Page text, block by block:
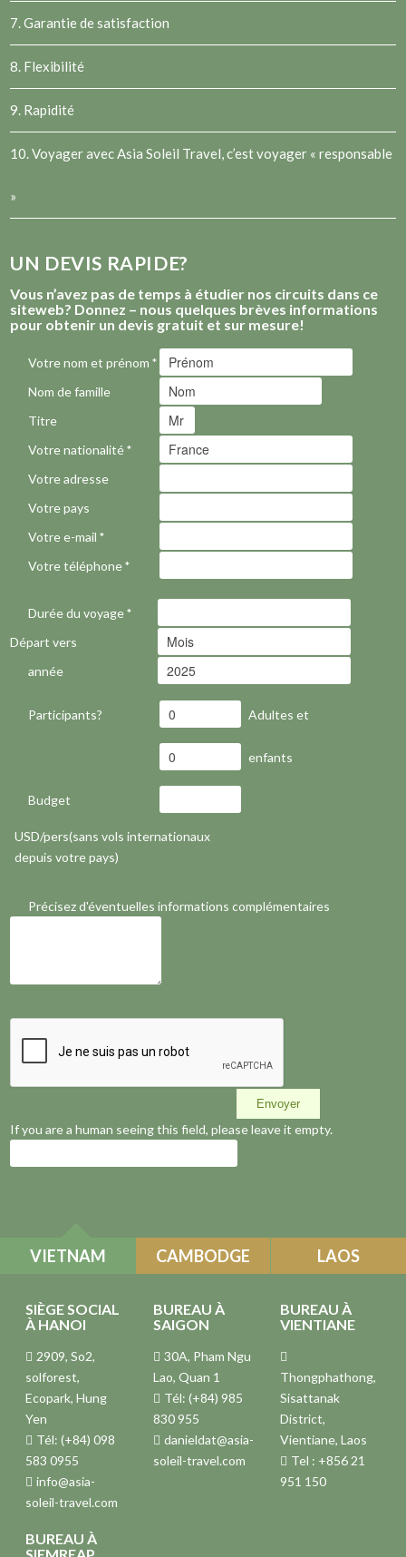
7. Garantie de satisfaction
8. Flexibilité
9. Rapidité
10. Voyager avec Asia Soleil Travel, c’est voyager « responsable
»
UN DEVIS RAPIDE?
Vous n’avez pas de temps à étudier nos circuits dans ce
siteweb? Donnez – nous quelques brèves informations
pour obtenir un devis gratuit et sur mesure!
Votre nom et prénom*
Nom de famille
Titre
Votre nationalité*
Votre adresse
Votre pays
Votre e-mail*
Votre téléphone*
Durée du voyage*
Départ vers
année
Participants? Adultes et
enfants
Budget
USD/pers(sans vols internationaux
depuis votre pays)
Précisez d'éventuelles informations complémentaires
If you are a human seeing this field, please leave it empty.
VIETNAM CAMBODGE LAOS
SIÈGE SOCIAL
À HANOI
2909, So2,
solforest,
Ecopark, Hung
Yen
Tél: (+84) 098
583 0955
info@asia-
soleil-travel.com
BUREAU À
SAIGON
30A, Pham Ngu
Lao, Quan 1
Tél: (+84) 985
830 955
danieldat@asia-
soleil-travel.com
BUREAU À
VIENTIANE
Thongphathong,
Sisattanak
District,
Vientiane, Laos
Tel : +856 21
951 150
BUREAU À
SIEMREAP